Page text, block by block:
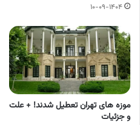
۱۰-۰۹-۱۴۰۴
موزه های تهران تعطیل شدند! + علت
و جزئیات